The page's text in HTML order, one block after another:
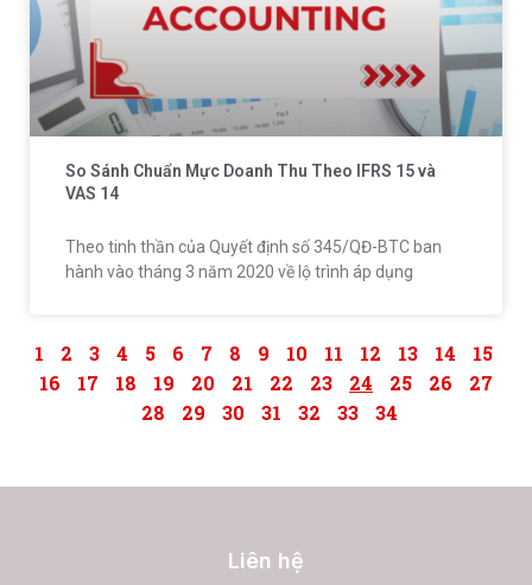
So Sánh Chuẩn Mực Doanh Thu Theo IFRS 15 và
VAS 14
Theo tinh thần của Quyết định số 345/QĐ-BTC ban
hành vào tháng 3 năm 2020 về lộ trình áp dụng
1 2 3 4 5 6 7 8 9 10 11 12 13 14
15
16
17 18 19 20 21 22 23 24 25 26
27
28
29 30 31 32 33 34
Liên hệ